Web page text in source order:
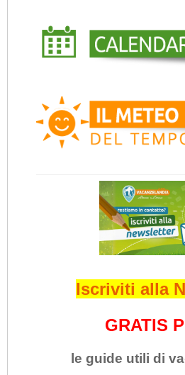
Iscriviti alla
GRATIS
le guide utili di